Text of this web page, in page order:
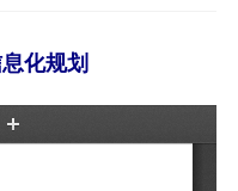
化规划